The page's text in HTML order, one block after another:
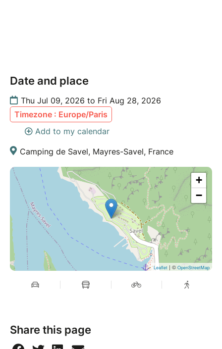
Date and place
Thu Jul 09, 2026 to Fri Aug 28, 2026
Timezone : Europe/Paris
Add to my calendar
Camping de Savel, Mayres-Savel, France
+
−
Leaflet | © OpenStreetMap
Share this page